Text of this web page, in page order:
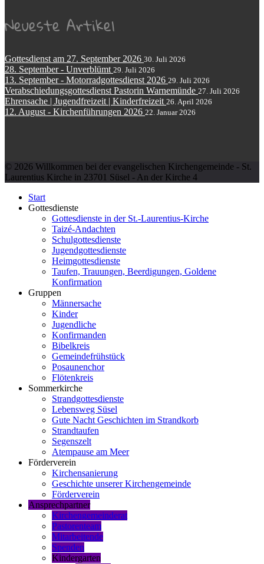
Neueste Artikel
Gottesdienst am 27. September 2026 30. Juli 2026
28. September - Unverblümt 29. Juli 2026
13. September - Motorradgottesdienst 2026 29. Juli 2026
Verabschiedungsgottesdienst Pastorin Warnemünde 27. Juli 2026
Ehrensache | Jugendfreizeit | Kinderfreizeit 26. April 2026
12. August - Kirchenführungen 2026 22. Januar 2026
© 2026 Willkommen bei der evangelischen Kirchengemeinde - St.
Laurentius Kirche in 23701 Süsel - An der Kirche 4
Start
Gottesdienste
Gottesdienste in der St.-Laurentius-Kirche
Taizé-Andachten
Schulgottesdienste
Jugendgottesdienste
Heimgottesdienste
Taufen, Trauungen, Beerdigungen, Goldene
Konfirmation
Gruppen
Männersache
Kinder
Jugendliche
Konfirmanden
Bibelkreis
Gemeindefrühstück
Posaunenchor
Flötenkreis
Sommerkirche
Strandgottesdienste
Lebensweg Süsel
Gute Nacht Geschichten im Strandkorb
Strandtaufen
Segenszelt
Atempause am Meer
Förderverein
Kirchensanierung
Geschichte unserer Kirchengemeinde
Förderverein
Ansprechpartner
Kirchengemeinderat
Pastorenteam
Mitarbeitende
Spenden
Kindergarten